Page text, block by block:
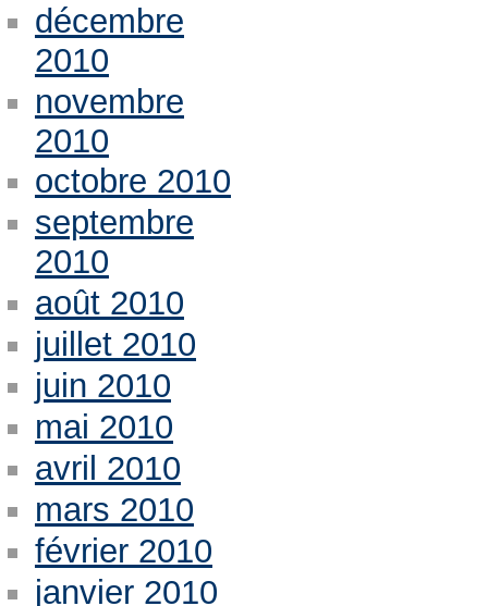
décembre
2010
novembre
2010
octobre 2010
septembre
2010
août 2010
juillet 2010
juin 2010
mai 2010
avril 2010
mars 2010
février 2010
janvier 2010